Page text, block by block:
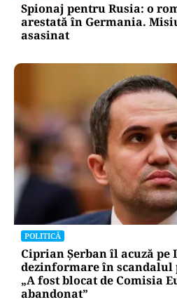
Spionaj pentru Rusia: o
arestată în Germania.
asasinat
POLITICĂ
Ciprian Șerban îl acuză pe
dezinformare în
„A fost blocat de Comisia
abandonat”